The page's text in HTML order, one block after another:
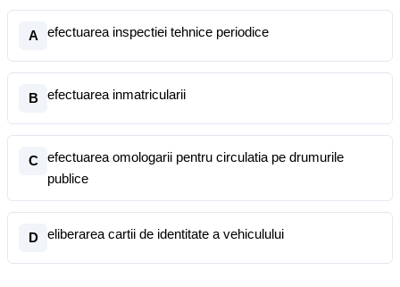
A efectuarea inspectiei tehnice periodice
B efectuarea inmatricularii
C
efectuarea omologarii pentru circulatia pe drumurile
publice
D eliberarea cartii de identitate a vehiculului